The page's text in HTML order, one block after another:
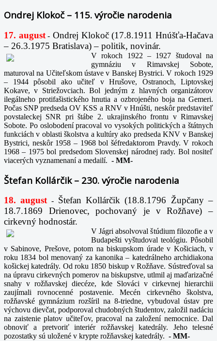
Ondrej Klokoč – 115. výročie narodenia
17. august- Ondrej Klokoč (17.8.1911 Hnúšťa-Hačava
– 26.3.1975 Bratislava) – politik, novinár.
V rokoch 1922 – 1927 študoval na
gymnáziu v Rimavskej Sobote,
maturoval na Učiteľskom ústave v Banskej Bystrici. V rokoch 1929
– 1944 pôsobil ako učiteľ v Hrušove, Ostranoch, Liptovskej
Kokave, v Striežovciach. Bol jedným z hlavných organizátorov
ilegálneho protifašistického hnutia a ozbrojeného boja na Gemeri.
Počas SNP predseda OV KSS a RNV v Hnúšti, neskôr predstaviteľ
povstaleckej SNR pri štábe 2. ukrajinského frontu v Rimavskej
Sobote. Po oslobodení pracoval vo vysokých politických a štátnych
funkciách v oblasti školstva a kultúry ako predseda KNV v Banskej
Bystrici, neskôr 1958 – 1968 bol šéfredaktorom Pravdy. V rokoch
1968 – 1975 bol predsedom Slovenskej národnej rady. Bol nositeľ
viacerých vyznamenaní a medailí. - MM-
Štefan Kollárčik – 230. výročie narodenia
18. august -
Štefan Kollárčik (18.8.1796 Župčany –
18.7.1869 Drienovec, pochovaný je v Rožňave) –
cirkevný hodnostár.
V Jágri absolvoval štúdium filozofie a v
Budapešti vyštudoval teológiu. Pôsobil
v Sabinove, Prešove, potom na biskupskom úrade v Košiciach, v
roku 1834 bol menovaný za kanonika – katedrálneho archidiakona
košickej katedrály. Od roku 1850 biskup v Rožňave. Sústreďoval sa
na úpravu cirkevných pomerov na biskupstve, utlmil aj maďarizačné
snahy v rožňavskej diecéze, kde Slováci v cirkevnej hierarchii
zaujímali rovnocenné postavenie. Mecén cirkevného školstva,
rožňavské gymnázium rozšíril na 8-triedne, vybudoval ústav pre
výchovu dievčat, podporoval chudobných študentov, založil nadáciu
na zaistenie platov učiteľov, pracoval na založení nemocnice. Dal
obnoviť a pretvoriť interiér rožňavskej katedrály. Jeho telesné
pozostatky sú uložené v krypte rožňavskej katedrály. - MM-